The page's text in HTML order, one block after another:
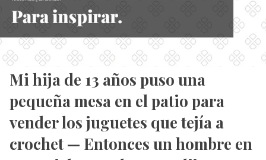
Mi hija de 13 años puso una
pequeña mesa en el patio para
vender los juguetes que tejía a
crochet — Entonces un hombre en